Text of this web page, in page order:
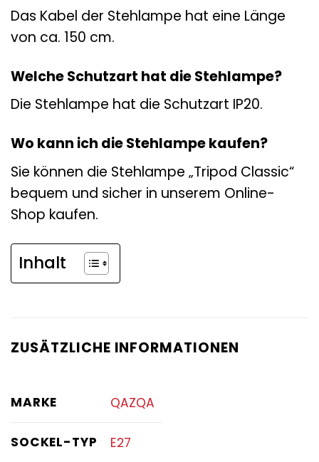
Das Kabel der Stehlampe hat eine Länge
von ca. 150 cm.
Welche Schutzart hat die Stehlampe?
Die Stehlampe hat die Schutzart IP20.
Wo kann ich die Stehlampe kaufen?
Sie können die Stehlampe „Tripod Classic“
bequem und sicher in unserem Online-
Shop kaufen.
Inhalt
ZUSÄTZLICHE INFORMATIONEN
MARKE QAZQA
SOCKEL-TYP E27